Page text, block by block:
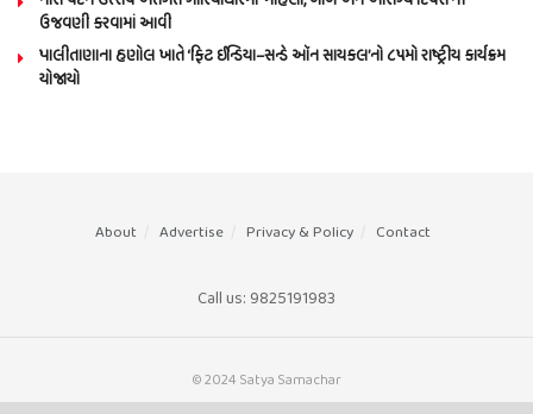
ઉજવણી કરવામાં આવી
પાલીતાણાના હણોલ ખાતે ‘ફિટ ઈન્ડિયા–સન્ડે ઑન સાયકલ’નો ૮૫મો રાષ્ટ્રીય કાર્યક્રમ
યોજાયો
About Advertise Privacy & Policy Contact
Call us: 9825191983
© 2024 Satya Samachar